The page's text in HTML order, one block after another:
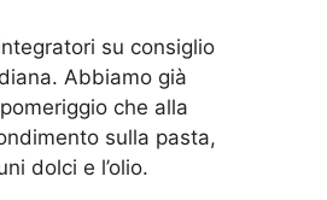
su consiglio
Abbiamo già
che alla
sulla pasta,
dolci e l’olio.